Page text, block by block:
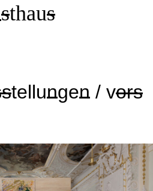
sthaus
stellungen / vors